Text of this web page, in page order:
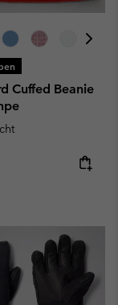
Cuffed Beanie